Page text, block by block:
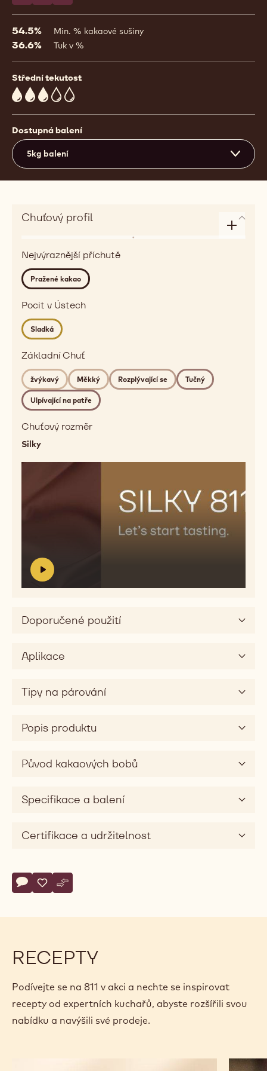
54.5% Min. % kakaové sušiny
36.6% Tuk v %
Střední tekutost
3
Dostupná balení
5kg balení
Chuťový profil
taste
profile
roasted,
red
fruits
Detailed
flavor
roasted
Základní
Chuť
chewy,
soft,
fatty,
mouthcoating
Pocit
Ústech
Nejvýraznější příchutě
Pražené kakao
Pocit v Ústech
Sladká
Základní Chuť
žvýkavý Měkký Rozplývající se Tučný
Ulpívající na patře
Chuťový rozměr
Silky
i
e
o
e
s
o
y
p
o
f
l
i
o
profile
video
Doporučené použití
Aplikace
Tipy na párování
Popis produktu
Původ kakaových bobů
Specifikace a balení
Certifikace a udržitelnost
Actions
Napsat komentář
- 811Uložit
- 811Srovnat
- 811
RECEPTY
Podívejte se na 811 v akci a nechte se inspirovat
recepty od expertních kuchařů, abyste rozšířili svou
nabídku a navýšili své prodeje.
Aztécká